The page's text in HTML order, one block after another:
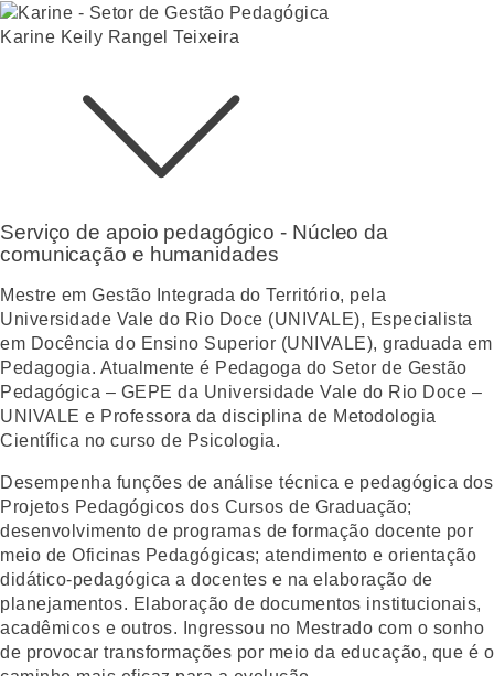
Karine Keily Rangel Teixeira
Serviço de apoio pedagógico - Núcleo da
comunicação e humanidades
Mestre em Gestão Integrada do Território, pela
Universidade Vale do Rio Doce (UNIVALE), Especialista
em Docência do Ensino Superior (UNIVALE), graduada em
Pedagogia. Atualmente é Pedagoga do Setor de Gestão
Pedagógica – GEPE da Universidade Vale do Rio Doce –
UNIVALE e Professora da disciplina de Metodologia
Científica no curso de Psicologia.
Desempenha funções de análise técnica e pedagógica dos
Projetos Pedagógicos dos Cursos de Graduação;
desenvolvimento de programas de formação docente por
meio de Oficinas Pedagógicas; atendimento e orientação
didático-pedagógica a docentes e na elaboração de
planejamentos. Elaboração de documentos institucionais,
acadêmicos e outros. Ingressou no Mestrado com o sonho
de provocar transformações por meio da educação, que é o